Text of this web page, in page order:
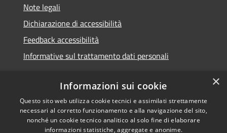
Note legali
Dichiarazione di accessibilità
Feedback accessibilità
Informative sul trattamento dati personali
RSS
Accessibilità
Copyright © 2026 • Comune di
Pioltello • Powered by
×
Informazioni sui cookie
Questo sito web utilizza cookie tecnici e assimilati strettamente
necessari al corretto funzionamento e alla navigazione del sito,
nonché un cookie tecnico analitico al solo fine di elaborare
informazioni statistiche, aggregate e anonime.